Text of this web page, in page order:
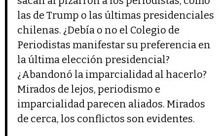
las de Trump o las últimas presidenciales
chilenas. ¿Debía o no el Colegio de
Periodistas manifestar su preferencia en
la última elección presidencial?
¿Abandonó la imparcialidad al hacerlo?
Mirados de lejos, periodismo e
imparcialidad parecen aliados. Mirados
de cerca, los conflictos son evidentes.